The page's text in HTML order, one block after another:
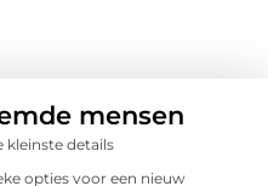
mensen
kleinste details
opties voor een nieuw